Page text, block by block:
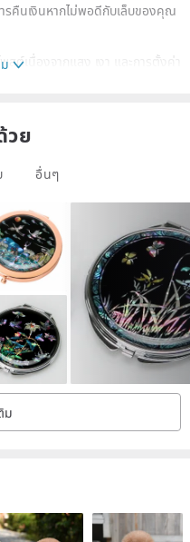
รคืนเงินหากไม่พอดีกับเล็บของคุณ
ต์เนื่องจากแสง เงา และการตั้งค่า
วย
อื่นๆ
ม